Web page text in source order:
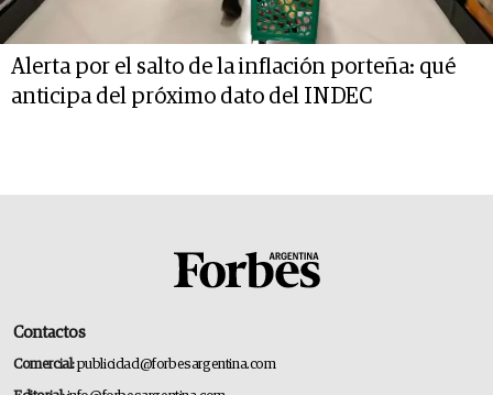
Alerta por el salto de la inflación porteña: qué
anticipa del próximo dato del INDEC
Contactos
Comercial:publicidad@forbesargentina.com